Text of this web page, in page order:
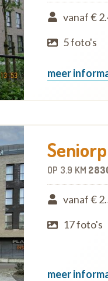
vanaf €
5 foto's
meer
OP 3.9 KM
vanaf €
17 foto's
meer